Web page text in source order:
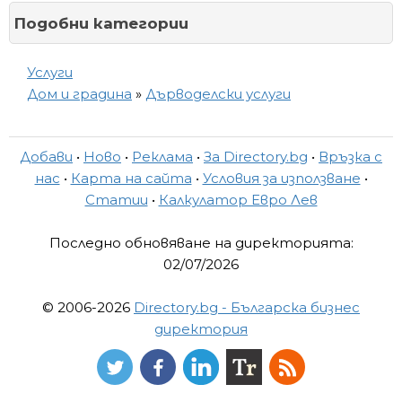
Подобни категории
Услуги
Дом и градина » Дърводелски услуги
Добави • Ново • Реклама • За Directory.bg • Връзка с
нас • Карта на сайта • Условия за използване •
Статии • Калкулатор Евро Лев
Последно обновяване на директорията:
02/07/2026
© 2006-2026 Directory.bg - Българска бизнес
директория